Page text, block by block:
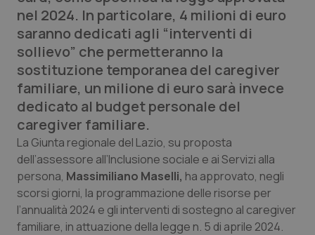
Edizioni Regionali
QS Pro
Professionisti Sanitari.AI
Abruzzo
Basilicata
Calabria
QS Pro Gold
Artrite & artrosi
Asma & BPCO
QS Club Newsletter
nel 2024. In particolare, 4 milioni di euro
saranno dedicati agli “interventi di
sollievo” che permetteranno la
sostituzione temporanea del caregiver
familiare, un milione di euro sarà invece
dedicato al budget personale del
caregiver familiare.
La Giunta regionale del Lazio, su proposta
dell’assessore all’Inclusione sociale e ai Servizi alla
persona, Massimiliano Maselli, ha approvato, negli
scorsi giorni, la programmazione delle risorse per
l’annualità 2024 e gli interventi di sostegno al caregiver
familiare, in attuazione della legge n. 5 di aprile 2024.